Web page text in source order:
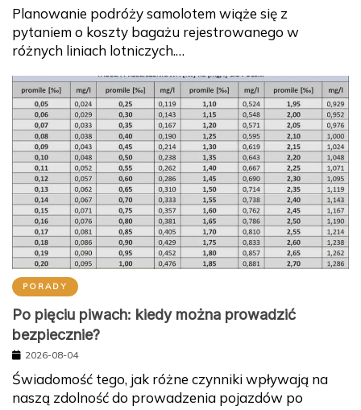
Planowanie podróży samolotem wiąże się z
pytaniem o koszty bagażu rejestrowanego w
różnych liniach lotniczych.…
PORADY
Po pięciu piwach: kiedy można prowadzić
bezpiecznie?
2026-08-04
Świadomość tego, jak różne czynniki wpływają na
naszą zdolność do prowadzenia pojazdów po